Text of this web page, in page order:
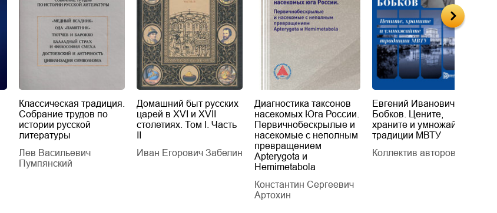
Классическая традиция.
Собрание трудов по
истории русской
литературы
Лев Васильевич
Пумпянский
Домашний быт русских
царей в XVI и XVII
столетиях. Том I. Часть
Иван Егорович Забелин
Диагностика таксонов
насекомых Юга России.
Первичнобескрылые и
насекомые с неполным
превращением
Apterygota и
Hemimetabola
Константин Сергеевич
Артохин
Евгений Иванович
Бобков. Цените,
храните и умножайте
традиции МВТУ
Коллектив авторов